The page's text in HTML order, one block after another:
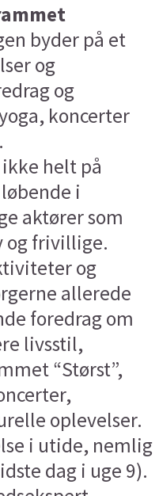
byder på et
og
og
koncerter
helt på
i
aktører som
og frivillige.
og
allerede
foredrag om
livsstil,
“Størst”,
oplevelser.
i utide, nemlig
dag i uge 9).